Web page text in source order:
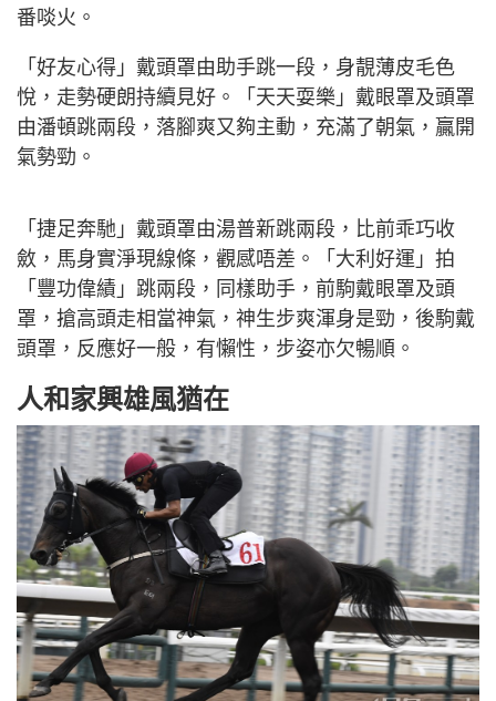
番啖火。
「好友心得」戴頭罩由助手跳一段，身靚薄皮毛色
悅，走勢硬朗持續見好。「天天耍樂」戴眼罩及頭罩
由潘頓跳兩段，落腳爽又夠主動，充滿了朝氣，贏開
氣勢勁。
「捷足奔馳」戴頭罩由湯普新跳兩段，比前乖巧收
斂，馬身實淨現線條，觀感唔差。「大利好運」拍
「豐功偉績」跳兩段，同樣助手，前駒戴眼罩及頭
罩，搶高頭走相當神氣，神生步爽渾身是勁，後駒戴
頭罩，反應好一般，有懶性，步姿亦欠暢順。
人和家興雄風猶在